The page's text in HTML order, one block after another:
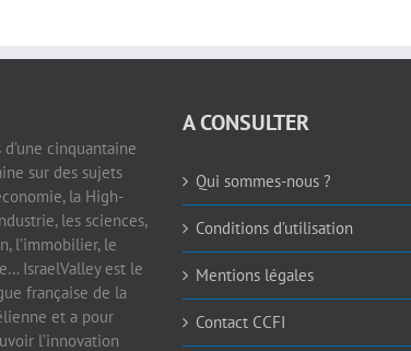
cinquantaine
sur des sujets
la High-
les sciences,
l’immobilier, le
IsraelValley est le
française de la
et a pour
l’innovation
A CONSULTER
Qui sommes-nous ?
Conditions d’utilisation
Mentions légales
Contact CCFI